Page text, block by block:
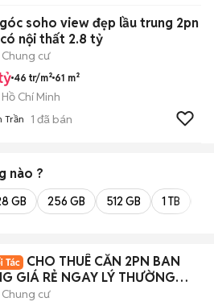
soho view đẹp lầu trung 2pn
nội thất 2.8 tỷ
Chung cư
46 tr/m² 61 m²
Chí Minh
Trần 1 đã bán
nào ?
GB 256 GB 512 GB 1 TB
CHO THUÊ CĂN 2PN BAN
GIÁ RẺ NGAY LÝ THƯỜNG
10
Chung cư